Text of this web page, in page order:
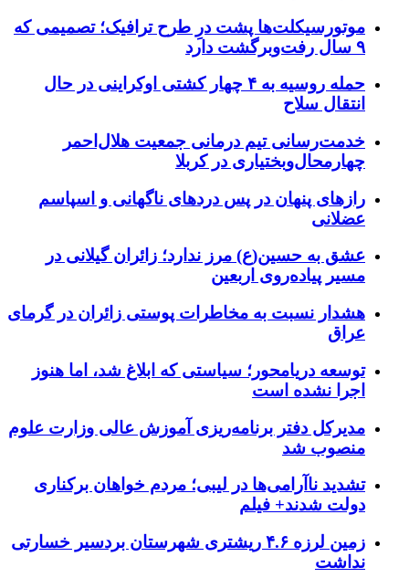
موتورسیکلت‌ها پشت درِ طرح ترافیک؛ تصمیمی که
۹ سال رفت‌وبرگشت دارد
حمله روسیه به ۴ چهار کشتی اوکراینی در حال
انتقال سلاح
خدمت‌رسانی تیم درمانی جمعیت هلال‌احمر
چهارمحال‌وبختیاری در کربلا
رازهای پنهان در پس دردهای ناگهانی و اسپاسم
عضلانی
عشق به حسین(ع) مرز ندارد؛ زائران گیلانی در
مسیر پیاده‌روی اربعین
هشدار نسبت به مخاطرات پوستی زائران در گرمای
عراق
توسعه دریامحور؛ سیاستی که ابلاغ شد، اما هنوز
اجرا نشده است
مدیرکل دفتر برنامه‌ریزی آموزش عالی وزارت علوم
منصوب شد
تشدید ناآرامی‌ها در لیبی؛ مردم خواهان برکناری
دولت شدند+ فیلم
زمین لرزه ۴.۶ ریشتری شهرستان بردسیر خسارتی
نداشت